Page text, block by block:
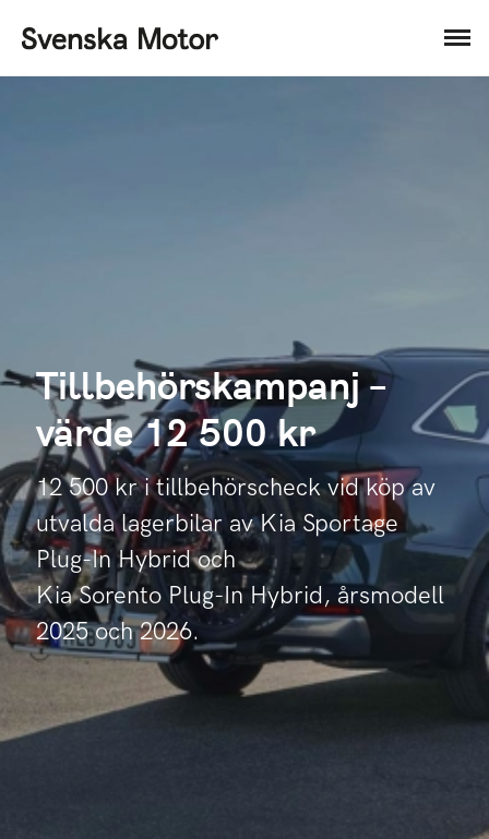
Tillbehörskampanj –
värde 12 500 kr
12 500 kr i tillbehörscheck vid köp av
utvalda lagerbilar av Kia Sportage
Plug-In Hybrid och
Kia Sorento Plug-In Hybrid, årsmodell
2025 och 2026.